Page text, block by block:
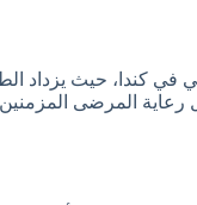
في كندا، حيث يزداد
المرضى